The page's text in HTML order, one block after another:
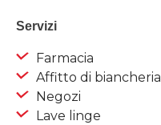
Servizi
Farmacia
Affitto di biancheria
Negozi
Lave linge